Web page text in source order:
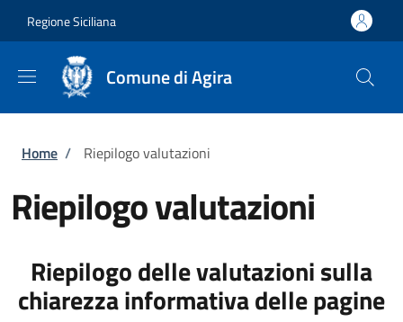
Regione Siciliana
Comune di Agira
Briciole di pane
Home / Riepilogo valutazioni
Riepilogo valutazioni
Riepilogo delle valutazioni sulla
chiarezza informativa delle pagine